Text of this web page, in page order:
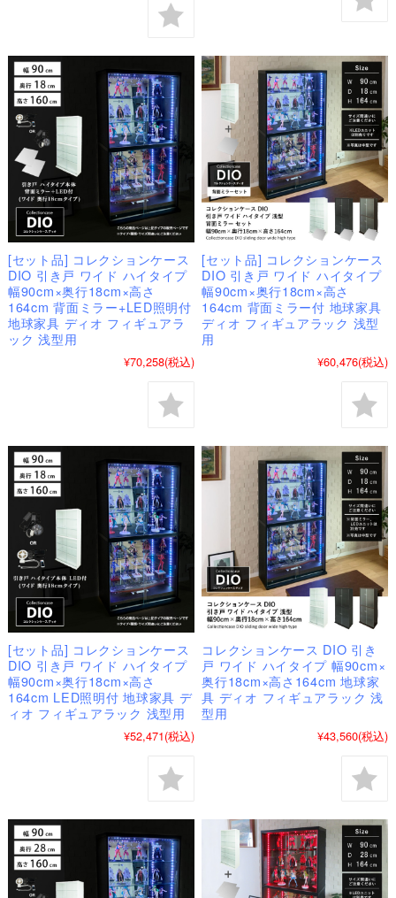
[セット品] コレクションケース
DIO 引き戸 ワイド ハイタイプ
幅90cm×奥行18cm×高さ
164cm 背面ミラー+LED照明付
地球家具 ディオ フィギュアラ
ック 浅型用
¥70,258(税込)
[セット品] コレクションケース
DIO 引き戸 ワイド ハイタイプ
幅90cm×奥行18cm×高さ
164cm 背面ミラー付 地球家具
ディオ フィギュアラック 浅型
用
¥60,476(税込)
[セット品] コレクションケース
DIO 引き戸 ワイド ハイタイプ
幅90cm×奥行18cm×高さ
164cm LED照明付 地球家具 デ
ィオ フィギュアラック 浅型用
¥52,471(税込)
コレクションケース DIO 引き
戸 ワイド ハイタイプ 幅90cm×
奥行18cm×高さ164cm 地球家
具 ディオ フィギュアラック 浅
型用
¥43,560(税込)